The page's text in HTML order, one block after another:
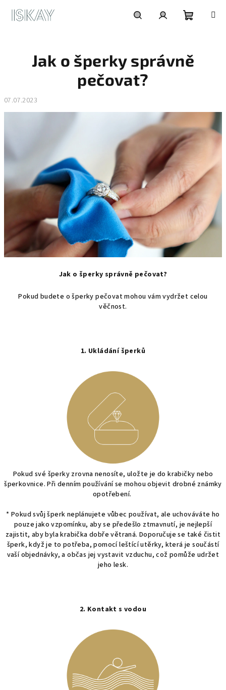
košík
Jak o šperky správně
pečovat?
07.07.2023
Jak o šperky správně pečovat?
Pokud budete o šperky pečovat mohou vám vydržet celou
věčnost.
1. Ukládání šperků
Pokud své šperky zrovna nenosíte, uložte je do krabičky nebo
šperkovnice. Při denním používání se mohou objevit drobné známky
opotřebení.
* Pokud svůj šperk neplánujete vůbec používat, ale uchováváte ho
pouze jako vzpomínku, aby se předešlo ztmavnutí, je nejlepší
zajistit, aby byla krabička dobře větraná.Doporučuje se také čistit
šperk, když je to potřeba, pomocí leštící utěrky, která je součástí
vaší objednávky, aobčas jej vystavit vzduchu, což pomůže udržet
jeho lesk.
2. Kontakt s vodou